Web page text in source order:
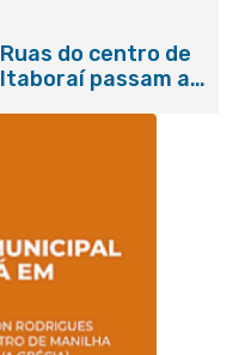
Ruas do centro de
Itaboraí passam a